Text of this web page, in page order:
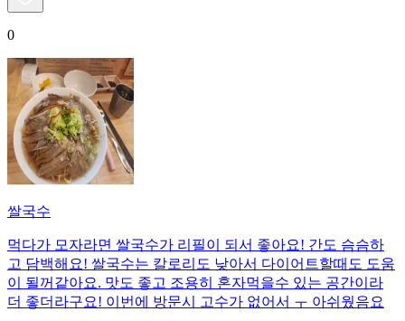
0
쌀국수
먹다가 모자라면 쌀국수가 리필이 되서 좋아요! 간도 슴슴하
고 담백해요! 쌀국수는 칼로리도 낮아서 다이어트할때도 도움
이 될꺼같아요. 맛도 좋고 조용히 혼자먹을수 있는 공간이라
더 좋더라구요! 이번에 방문시 고수가 없어서 ㅜ 아쉬웠음요